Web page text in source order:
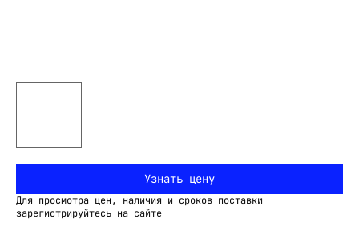
Узнать цену
Для просмотра цен, наличия и сроков поставки
зарегистрируйтесь на сайте